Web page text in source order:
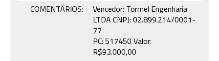
COMENTÁRIOS:
Vencedor: Tormel Engenharia
LTDA CNPJ: 02.899.214/0001-
77
PC: 517450 Valor:
R$93.000,00